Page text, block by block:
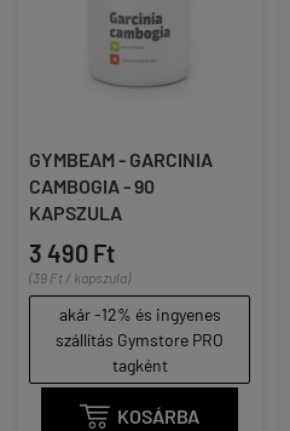
GYMBEAM - GARCINIA
CAMBOGIA - 90
KAPSZULA
3 490 Ft
(39 Ft / kapszula)
akár -12% és ingyenes
szállítás Gymstore PRO
tagként
 KOSÁRBA